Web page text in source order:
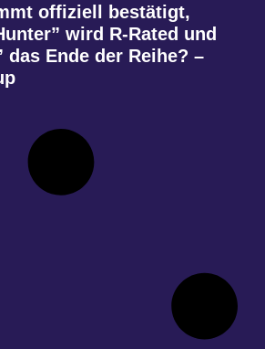
offiziell bestätigt,
wird R-Rated und
das Ende der Reihe? –